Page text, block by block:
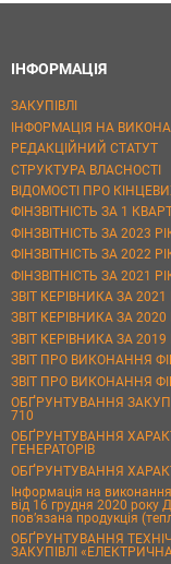
ІНФОРМАЦІЯ
ЗАКУПІВЛІ
ІНФОРМАЦІЯ НА
РЕДАКЦІЙНИЙ СТАТУТ
СТРУКТУРА ВЛАСНОСТІ
ВІДОМОСТІ ПРО
ФІНЗВІТНІСТЬ ЗА 1
ФІНЗВІТНІСТЬ ЗА 2023
ФІНЗВІТНІСТЬ ЗА 2022
ФІНЗВІТНІСТЬ ЗА 2021
ЗВІТ КЕРІВНИКА ЗА 2021
ЗВІТ КЕРІВНИКА ЗА 2020
ЗВІТ КЕРІВНИКА ЗА 2019
ЗВІТ ПРО ВИКОНАННЯ
ЗВІТ ПРО ВИКОНАННЯ
ОБҐРУНТУВАННЯ
710
ОБҐРУНТУВАННЯ
ГЕНЕРАТОРІВ
ОБҐРУНТУВАННЯ
Інформація на
від 16 грудня 2020 року
пов’язана продукція
ОБҐРУНТУВАННЯ
ЗАКУПІВЛІ